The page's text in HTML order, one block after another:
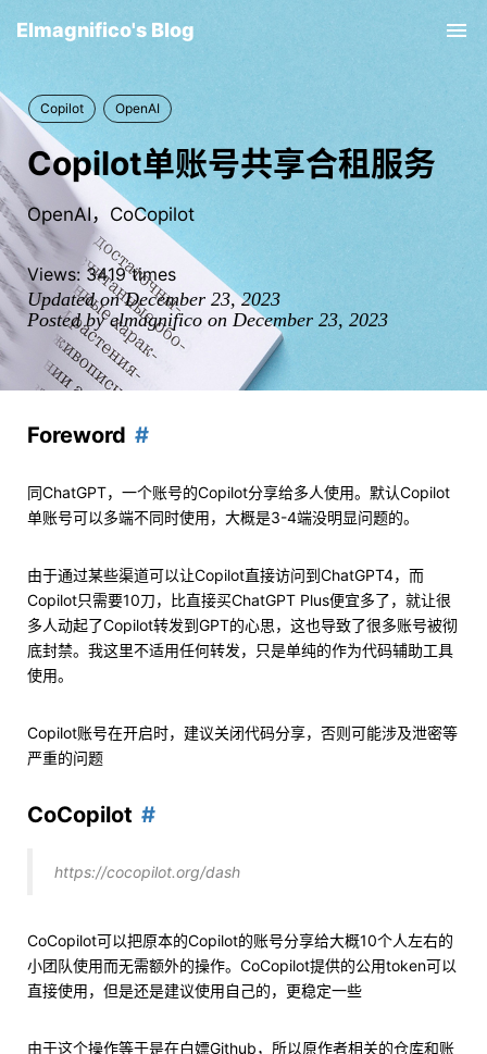
Elmagnifico's Blog
Copilot OpenAI
Copilot单账号共享合租服务
OpenAI，CoCopilot
Views: 3419times
Updated on December 23, 2023
Posted by elmagnifico on December 23, 2023
Foreword
同ChatGPT，一个账号的Copilot分享给多人使用。默认Copilot
单账号可以多端不同时使用，大概是3-4端没明显问题的。
由于通过某些渠道可以让Copilot直接访问到ChatGPT4，而
Copilot只需要10刀，比直接买ChatGPT Plus便宜多了，就让很
多人动起了Copilot转发到GPT的心思，这也导致了很多账号被彻
底封禁。我这里不适用任何转发，只是单纯的作为代码辅助工具
使用。
Copilot账号在开启时，建议关闭代码分享，否则可能涉及泄密等
严重的问题
CoCopilot
https://cocopilot.org/dash
CoCopilot可以把原本的Copilot的账号分享给大概10个人左右的
小团队使用而无需额外的操作。CoCopilot提供的公用token可以
直接使用，但是还是建议使用自己的，更稳定一些
由于这个操作等于是在白嫖Github，所以原作者相关的仓库和账